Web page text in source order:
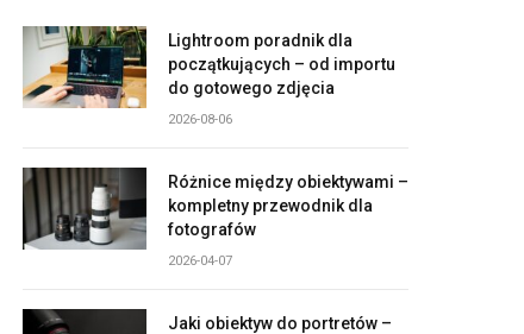
Lightroom poradnik dla
początkujących – od importu
do gotowego zdjęcia
2026-08-06
Różnice między obiektywami –
kompletny przewodnik dla
fotografów
2026-04-07
Jaki obiektyw do portretów –